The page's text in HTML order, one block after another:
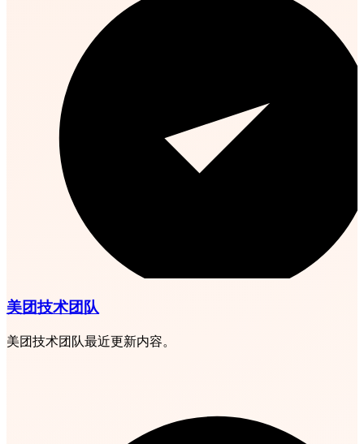
美团技术团队
美团技术团队最近更新内容。